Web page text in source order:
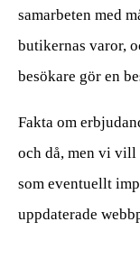
samarbeten med
butikernas varor,
besökare gör en
Fakta om
och då, men vi
som eventuellt
uppdaterade